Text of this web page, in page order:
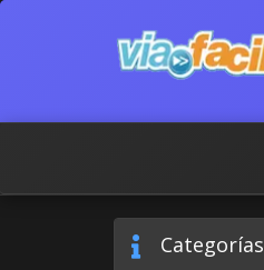
Categorías